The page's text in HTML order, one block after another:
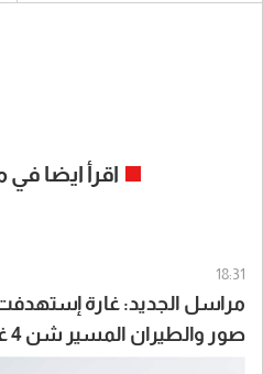
اقرأ ايضا في
18:31
مراسل الجديد: غارة إستهدفت
صور والطيران المسير شن 4 غارات على المكان نفسه